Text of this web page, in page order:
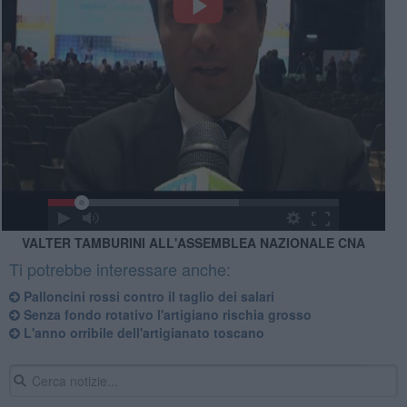
VALTER TAMBURINI ALL'ASSEMBLEA NAZIONALE CNA
Ti potrebbe interessare anche:
Palloncini rossi contro il taglio dei salari
Senza fondo rotativo l'artigiano rischia grosso
L'anno orribile dell'artigianato toscano